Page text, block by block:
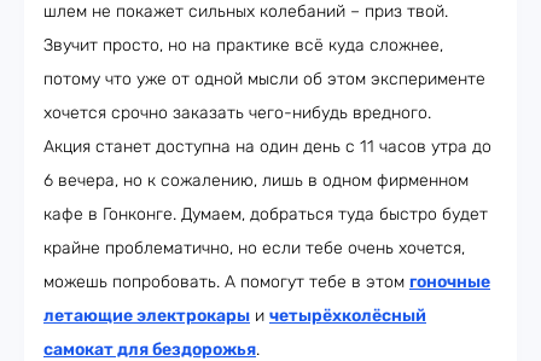
шлем не покажет сильных колебаний – приз твой.
Звучит просто, но на практике всё куда сложнее,
потому что уже от одной мысли об этом эксперименте
хочется срочно заказать чего-нибудь вредного.
Акция станет доступна на один день с 11 часов утра до
6 вечера, но к сожалению, лишь в одном фирменном
кафе в Гонконге. Думаем, добраться туда быстро будет
крайне проблематично, но если тебе очень хочется,
можешь попробовать. А помогут тебе в этом гоночные
летающие электрокары и четырёхколёсный
самокат для бездорожья.